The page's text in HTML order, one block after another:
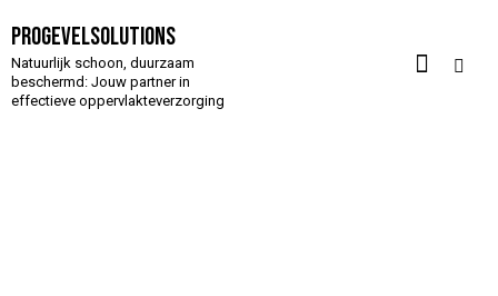
Progevelsolutions
Natuurlijk schoon, duurzaam
beschermd: Jouw partner in
effectieve oppervlakteverzorging